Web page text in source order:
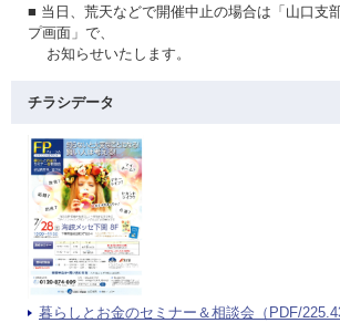
■ 当日、荒天などで開催中止の場合は「山口支
プ画面」で、
お知らせいたします。
チラシデータ
暮らしとお金のセミナー＆相談会（PDF/